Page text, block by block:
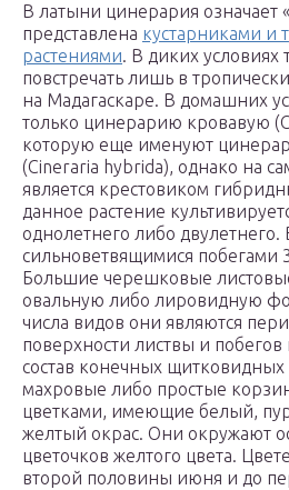
В латыни цинерария означает
представлена кустарниками и
растениями. В диких условиях
повстречать лишь в
на Мадагаскаре. В домашних
только цинерарию кровавую
которую еще именуют
(Cineraria hybrida), однако на
является крестовиком
данное растение
однолетнего либо двулетнего.
сильноветвящимися побегами
Большие черешковые
овальную либо лировидную
числа видов они являются
поверхности листвы и
состав конечных щитковидных
махровые либо простые
цветками, имеющие белый,
желтый окрас. Они окружают
цветочков желтого цвета.
второй половины июня и до